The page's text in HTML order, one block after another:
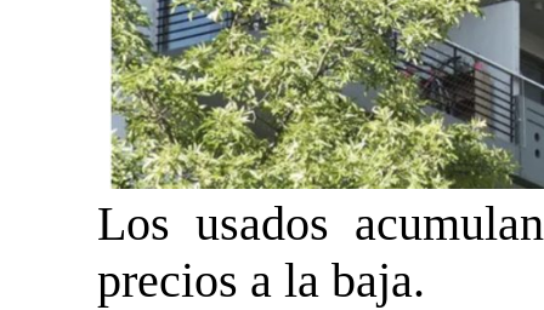
Los usados
precios a la baja.